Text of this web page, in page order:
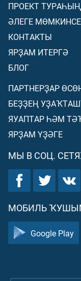
ПРОЕКТ
ӘЛЕГЕ
КОНТАКТЫ
ЯРҘАМ ИТЕРГӘ
БЛОГ
ПАРТНЕРҘАР
БЕҘҘЕҢ
ЯУАПТАР ҺӘМ
ЯРҘАМ ҮҘӘГЕ
МЫ В СОЦ.
МОБИЛЬ
Google Play